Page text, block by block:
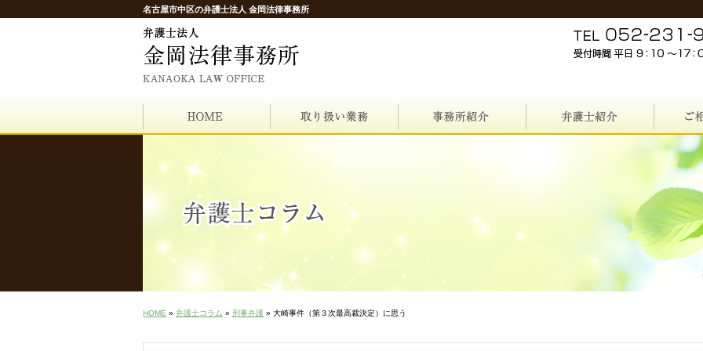
名古屋市中区の弁護士法人 金岡法律事務所
HOME » 弁護士コラム » 刑事弁護 » 大崎事件（第３次最高裁決定）に思う